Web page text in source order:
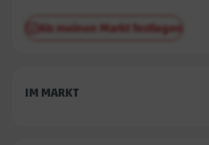
Als meinen Markt festlegen
IM MARKT